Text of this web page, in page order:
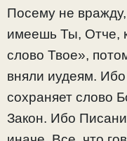
Посему не
имеешь Ты, Отче,
слово Твое»,
вняли иудеям. Ибо
сохраняет слово
Закон. Ибо